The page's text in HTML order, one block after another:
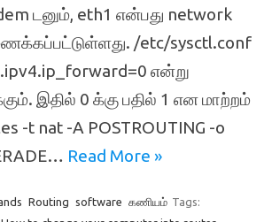
டனும், eth1 என்பது network
/etc/sysctl.conf
என்று
இதில் 0 க்கு பதில் 1 என மாற்றம்
-t nat -A POSTROUTING -o
Read More »
Routing software கணியம் Tags: